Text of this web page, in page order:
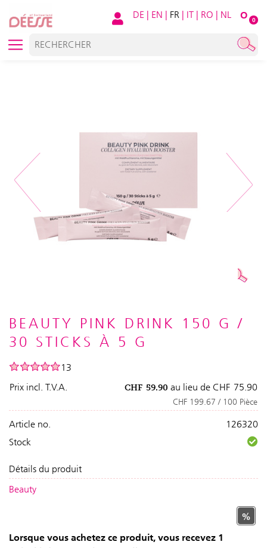
O 0
DE | EN | FR | IT | RO | NL
Next
BEAUTY PINK DRINK 150 G /
30 STICKS À 5 G
13
Prix incl. T.V.A.
CHF 59.90 au lieu de CHF 75.90
CHF 199.67 / 100 Pièce
Article no.
126320
Stock
Détails du produit
Beauty
%
Lorsque vous achetez ce produit, vous recevez 1